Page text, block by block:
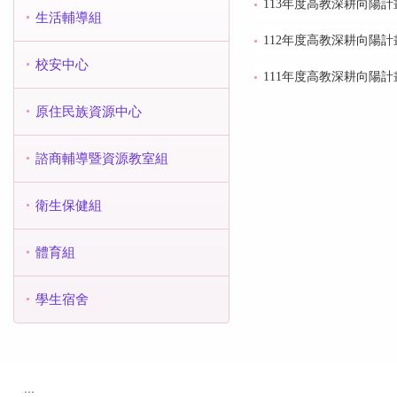
生活輔導組
校安中心
原住民族資源中心
諮商輔導暨資源教室組
衛生保健組
體育組
學生宿舍
113年度高教深耕向陽計
112年度高教深耕向陽計
111年度高教深耕向陽計
:::